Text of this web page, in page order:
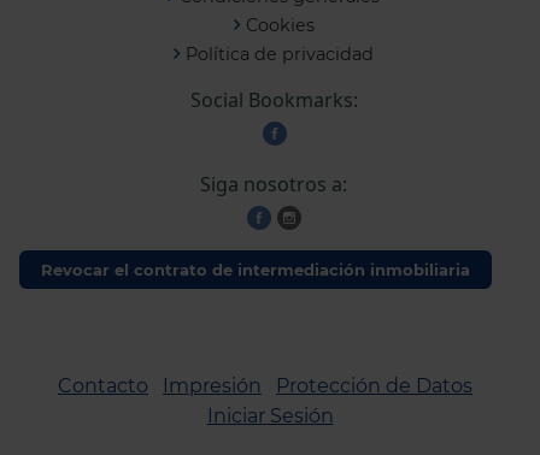
Cookies
Política de privacidad
Social Bookmarks:
Siga nosotros a:
Revocar el contrato de intermediación inmobiliaria
Contacto Impresión
Protección de Datos
Iniciar Sesión